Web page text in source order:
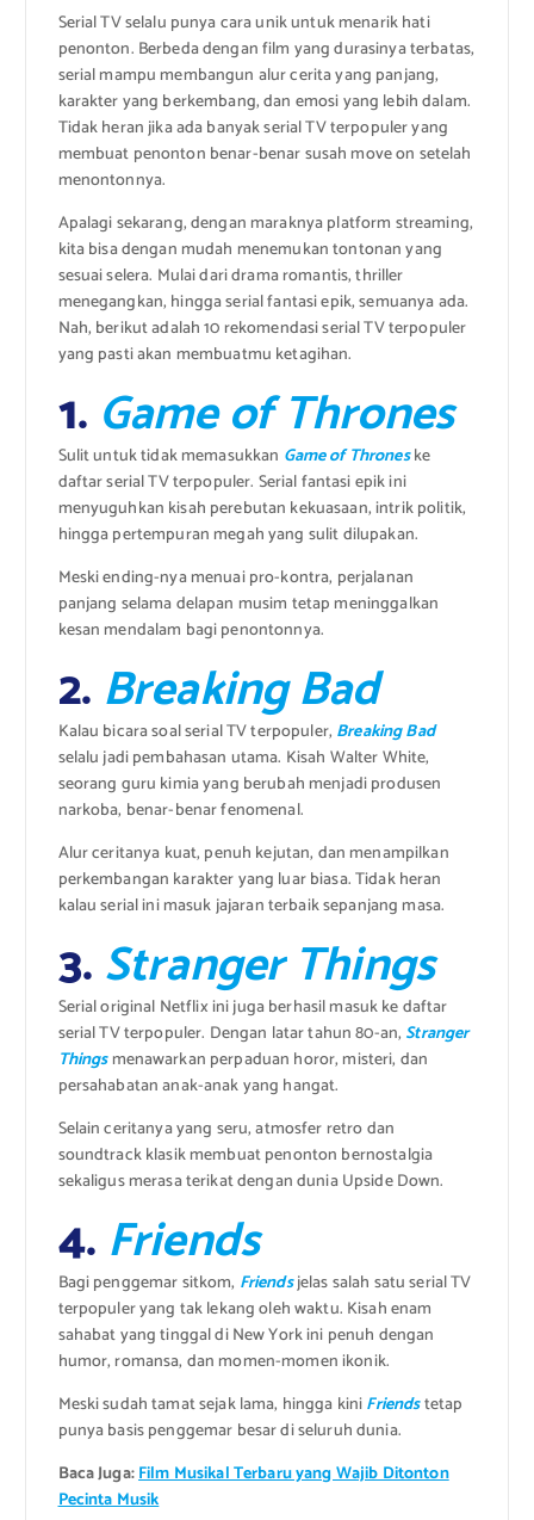
Serial TV selalu punya cara unik untuk menarik hati
penonton. Berbeda dengan film yang durasinya terbatas,
serial mampu membangun alur cerita yang panjang,
karakter yang berkembang, dan emosi yang lebih dalam.
Tidak heran jika ada banyak serial TV terpopuler yang
membuat penonton benar-benar susah move on setelah
menontonnya.
Apalagi sekarang, dengan maraknya platform streaming,
kita bisa dengan mudah menemukan tontonan yang
sesuai selera. Mulai dari drama romantis, thriller
menegangkan, hingga serial fantasi epik, semuanya ada.
Nah, berikut adalah 10 rekomendasi serial TV terpopuler
yang pasti akan membuatmu ketagihan.
1. Game of Thrones
Sulit untuk tidak memasukkan Game of Throneske
daftar serial TV terpopuler. Serial fantasi epik ini
menyuguhkan kisah perebutan kekuasaan, intrik politik,
hingga pertempuran megah yang sulit dilupakan.
Meski ending-nya menuai pro-kontra, perjalanan
panjang selama delapan musim tetap meninggalkan
kesan mendalam bagi penontonnya.
2. Breaking Bad
Kalau bicara soal serial TV terpopuler, Breaking Bad
selalu jadi pembahasan utama. Kisah Walter White,
seorang guru kimia yang berubah menjadi produsen
narkoba, benar-benar fenomenal.
Alur ceritanya kuat, penuh kejutan, dan menampilkan
perkembangan karakter yang luar biasa. Tidak heran
kalau serial ini masuk jajaran terbaik sepanjang masa.
3.Stranger Things
Serial original Netflix ini juga berhasil masuk ke daftar
serial TV terpopuler. Dengan latar tahun 80-an, Stranger
Thingsmenawarkan perpaduan horor, misteri, dan
persahabatan anak-anak yang hangat.
Selain ceritanya yang seru, atmosfer retro dan
soundtrack klasik membuat penonton bernostalgia
sekaligus merasa terikat dengan dunia Upside Down.
4. Friends
Bagi penggemar sitkom, Friendsjelas salah satu serial TV
terpopuler yang tak lekang oleh waktu. Kisah enam
sahabat yang tinggal di New York ini penuh dengan
humor, romansa, dan momen-momen ikonik.
Meski sudah tamat sejak lama, hingga kiniFriendstetap
punya basis penggemar besar di seluruh dunia.
Baca Juga:Film Musikal Terbaru yang Wajib Ditonton
Pecinta Musik